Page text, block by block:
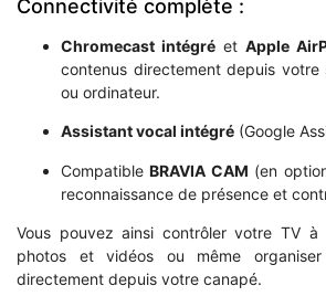
Connectivité complète :
Chromecast intégré et Apple
contenus directement depuis
ou ordinateur.
Assistant vocal intégré (Google
CompatibleBRAVIA CAM (en
reconnaissance de présence et
Vous pouvez ainsi contrôler votre TV
photos et vidéos ou même
directement depuis votre canapé.